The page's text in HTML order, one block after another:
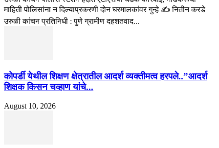
माहिती पोलिसांना न दिल्याप्रकरणी दोन घरमालकांवर गुन्हे ✍️ नितीन करडे
उरुळी कांचन प्रतिनिधी : पुणे ग्रामीण दहशतवाद...
कोपर्डी येथील शिक्षण क्षेत्रातील आदर्श व्यक्तीमत्व हरपले..”आदर्श
शिक्षक किसन चव्हाण यांचे...
August 10, 2026